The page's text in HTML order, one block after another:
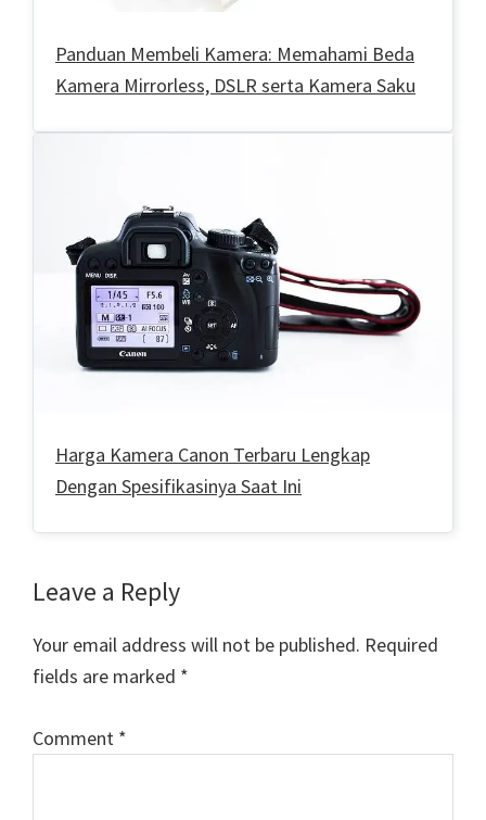
Panduan Membeli Kamera: Memahami Beda
Kamera Mirrorless, DSLR serta Kamera Saku
Harga Kamera Canon Terbaru Lengkap
Dengan Spesifikasinya Saat Ini
Reader
Interactions
Leave a Reply
Your email address will not be published. Required
fields are marked *
Comment *